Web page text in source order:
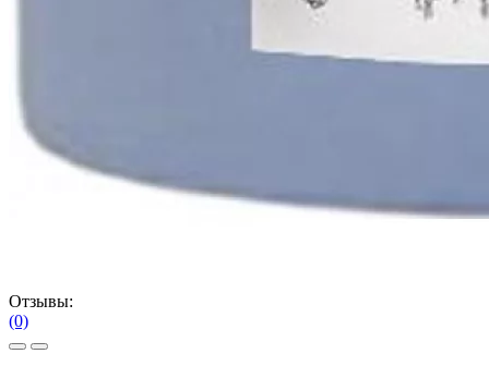
Отзывы:
(0)